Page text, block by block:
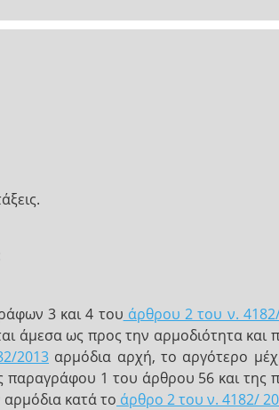
3 και 4 του άρθρου 2 του ν.
άμεσα ως προς την αρμοδιότητα
2013 αρμόδια αρχή, το αργότερο
1 του άρθρου 56 και
κατά το άρθρο 2 του ν. 4182/